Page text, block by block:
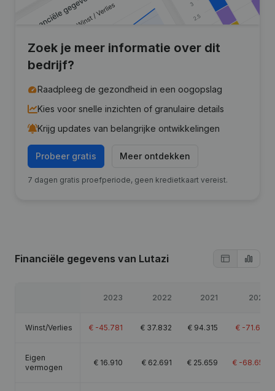
Zoek je meer informatie over dit
bedrijf?
Raadpleeg de gezondheid in een oogopslag
Kies voor snelle inzichten of granulaire details
Krijg updates van belangrijke ontwikkelingen
Probeer gratis Meer ontdekken
7 dagen gratis proefperiode, geen kredietkaart vereist.
Financiële gegevens van Lutazi
2023 2022 2021 2020
Winst/Verlies € -45.781 € 37.832 € 94.315 € -71.671
Eigen
vermogen
€ 16.910 € 62.691 € 25.659 € -68.656